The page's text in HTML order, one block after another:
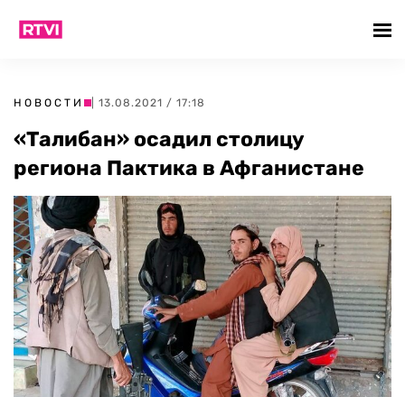
НОВОСТИ | 13.08.2021 / 17:18
«Талибан» осадил столицу
региона Пактика в Афганистане